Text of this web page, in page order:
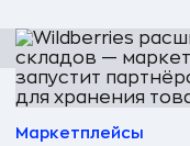
Маркетплейсы